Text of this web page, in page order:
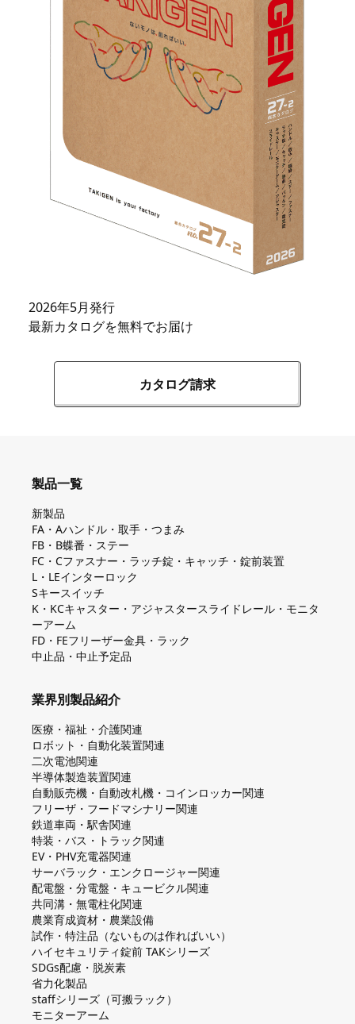
2026年5月発行
最新カタログを無料でお届け
カタログ請求
製品一覧
新製品
FA・Aハンドル・取手・つまみ
FB・B蝶番・ステー
FC・Cファスナー・ラッチ錠・キャッチ・錠前装置
L・LEインターロック
Sキースイッチ
K・KCキャスター・アジャスタースライドレール・モニタ
ーアーム
FD・FEフリーザー金具・ラック
中止品・中止予定品
業界別製品紹介
医療・福祉・介護関連
ロボット・自動化装置関連
二次電池関連
半導体製造装置関連
自動販売機・自動改札機・コインロッカー関連
フリーザ・フードマシナリー関連
鉄道車両・駅舎関連
特装・バス・トラック関連
EV・PHV充電器関連
サーバラック・エンクロージャー関連
配電盤・分電盤・キュービクル関連
共同溝・無電柱化関連
農業育成資材・農業設備
試作・特注品（ないものは作ればいい）
ハイセキュリティ錠前 TAKシリーズ
SDGs配慮・脱炭素
省力化製品
staffシリーズ（可搬ラック）
モニターアーム